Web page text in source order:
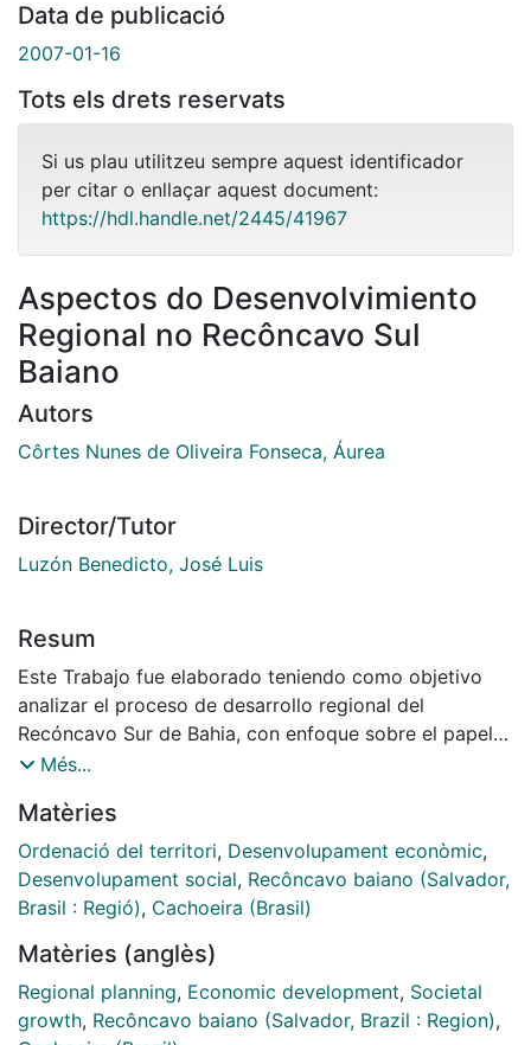
Data de publicació
2007-01-16
Tots els drets reservats
Si us plau utilitzeu sempre aquest identificador
per citar o enllaçar aquest document:
https://hdl.handle.net/2445/41967
Aspectos do Desenvolvimiento
Regional no Recôncavo Sul
Baiano
Autors
Côrtes Nunes de Oliveira Fonseca, Áurea
Director/Tutor
Luzón Benedicto, José Luis
Resum
Este Trabajo fue elaborado teniendo como objetivo
analizar el proceso de desarrollo regional del
Recóncavo Sur de Bahia, con enfoque sobre el papel
que el municipio de Cachoeira viene desempeñando
influencia de la globalización sobre el desarrollo en las
acciones que auxilian un planeamiento regional y local,
con el objetivo de garantizar una adecuada calidad de
vida a la comunidad. Se utilizó la metodología bajo los
analizar los efectos de la globalización sobre el
desarrollo del área de estudio; de Luzón & Spínola
(2001), para el desarrollo regional y local; y de Lage
Més...
Matèries
Ordenació del territori, Desenvolupament econòmic,
Desenvolupament social, Recôncavo baiano (Salvador,
Brasil : Regió), Cachoeira (Brasil)
Matèries (anglès)
Regional planning, Economic development, Societal
growth, Recôncavo baiano (Salvador, Brazil : Region),